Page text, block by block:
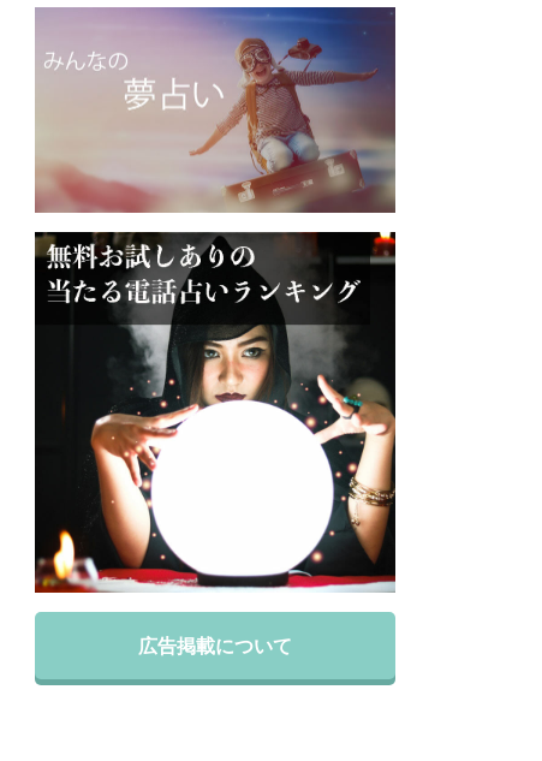
広告掲載について